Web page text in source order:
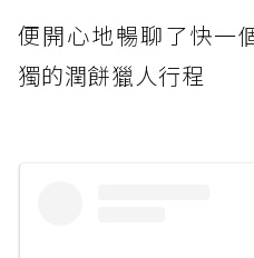
便開心地暢聊了快一
獨的潤餅獵人行程